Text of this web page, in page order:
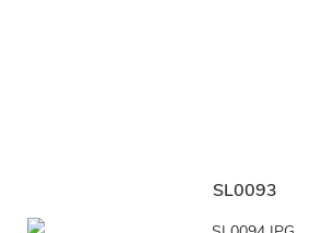
SL0093